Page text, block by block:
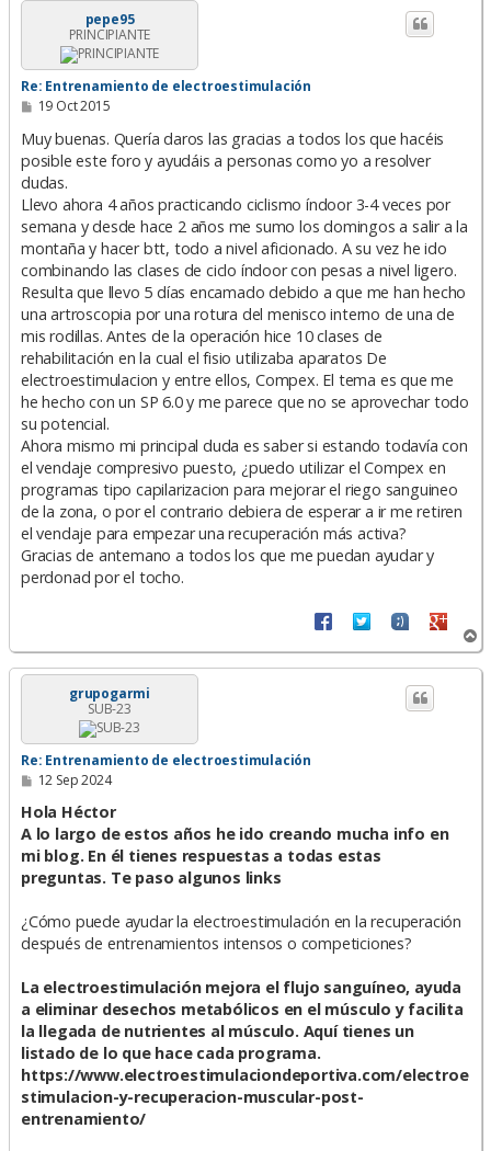
pepe95
PRINCIPIANTE
Re: Entrenamiento de electroestimulación
M
n
s
a
j
19 Oct 2015
Muy buenas. Quería daros las gracias a todos los que hacéis
posible este foro y ayudáis a personas como yo a resolver
dudas.
Llevo ahora 4 años practicando ciclismo índoor 3-4 veces por
semana y desde hace 2 años me sumo los domingos a salir a la
montaña y hacer btt, todo a nivel aficionado. A su vez he ido
combinando las clases de ciclo índoor con pesas a nivel ligero.
Resulta que llevo 5 días encamado debido a que me han hecho
una artroscopia por una rotura del menisco interno de una de
mis rodillas. Antes de la operación hice 10 clases de
rehabilitación en la cual el fisio utilizaba aparatos De
electroestimulacion y entre ellos, Compex. El tema es que me
he hecho con un SP 6.0 y me parece que no se aprovechar todo
su potencial.
Ahora mismo mi principal duda es saber si estando todavía con
el vendaje compresivo puesto, ¿puedo utilizar el Compex en
programas tipo capilarizacion para mejorar el riego sanguineo
de la zona, o por el contrario debiera de esperar a ir me retiren
el vendaje para empezar una recuperación más activa?
Gracias de antemano a todos los que me puedan ayudar y
perdonad por el tocho.
r
r
grupogarmi
SUB-23
Re: Entrenamiento de electroestimulación
M
n
s
a
j
e
12 Sep 2024
Hola Héctor
A lo largo de estos años he ido creando mucha info en
mi blog. En él tienes respuestas a todas estas
preguntas. Te paso algunos links
¿Cómo puede ayudar la electroestimulación en la recuperación
después de entrenamientos intensos o competiciones?
La electroestimulación mejora el flujo sanguíneo, ayuda
a eliminar desechos metabólicos en el músculo y facilita
la llegada de nutrientes al músculo. Aquí tienes un
listado de lo que hace cada programa.
https://www.electroestimulaciondeportiva.com/electroe
stimulacion-y-recuperacion-muscular-post-
entrenamiento/